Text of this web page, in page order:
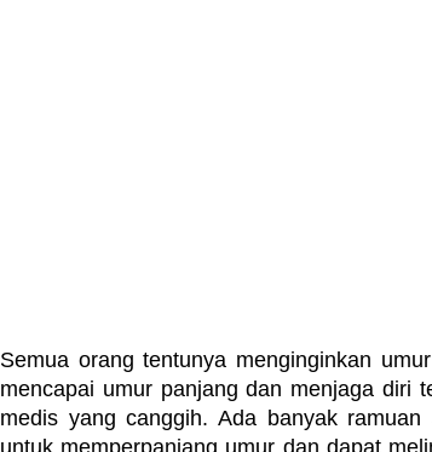
Semua orang tentunya menginginkan
mencapai umur panjang dan menjaga diri
medis yang canggih. Ada banyak
untuk memperpanjang umur dan dapat